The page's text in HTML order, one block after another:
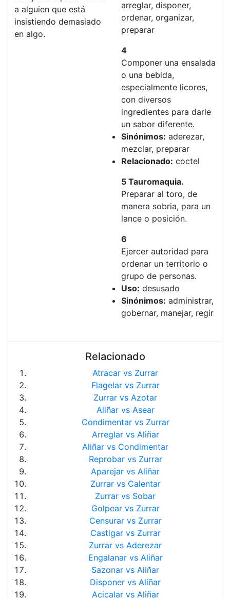
a alguien que está
insistiendo demasiado
en algo.
arreglar, disponer,
ordenar, organizar,
preparar
4
Componer una ensalada
o una bebida,
especialmente licores,
con diversos
ingredientes para darle
un sabor diferente.
Sinónimos: aderezar,
mezclar, preparar
Relacionado: coctel
5 Tauromaquia.
Preparar al toro, de
manera sobria, para un
lance o posición.
6
Ejercer autoridad para
ordenar un territorio o
grupo de personas.
Uso: desusado
Sinónimos: administrar,
gobernar, manejar, regir
Relacionado
Atracar vs Zurrar
Flagelar vs Zurrar
Zurrar vs Azotar
Aliñar vs Asear
Condimentar vs Zurrar
Arreglar vs Aliñar
Aliñar vs Condimentar
Reprobar vs Zurrar
Aparejar vs Aliñar
Zurrar vs Calentar
Zurrar vs Sobar
Golpear vs Zurrar
Censurar vs Zurrar
Castigar vs Zurrar
Zurrar vs Aderezar
Engalanar vs Aliñar
Sazonar vs Aliñar
Disponer vs Aliñar
Acicalar vs Aliñar